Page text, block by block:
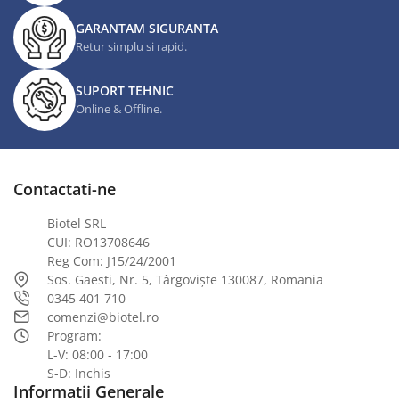
GARANTAM SIGURANTA
Retur simplu si rapid.
SUPORT TEHNIC
Online & Offline.
Contactati-ne
Biotel SRL
CUI: RO13708646
Reg Com: J15/24/2001
Sos. Gaesti, Nr. 5, Târgoviște 130087, Romania
0345 401 710
comenzi@biotel.ro
Program:
L-V: 08:00 - 17:00
S-D: Inchis
Informatii Generale